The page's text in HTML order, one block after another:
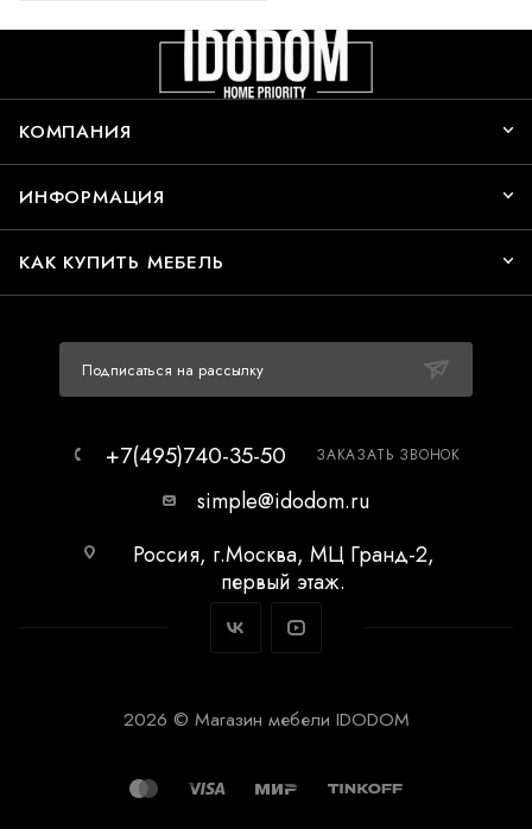
КОМПАНИЯ
ИНФОРМАЦИЯ
КАК КУПИТЬ МЕБЕЛЬ
Подписаться на рассылку
+7(495)740-35-50 ЗАКАЗАТЬ ЗВОНОК
simple@idodom.ru
Россия, г.Москва, МЦ Гранд-2,
первый этаж.
2026 © Магазин мебели IDODOM